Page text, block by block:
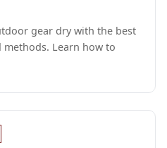
gear dry with the best
Learn how to